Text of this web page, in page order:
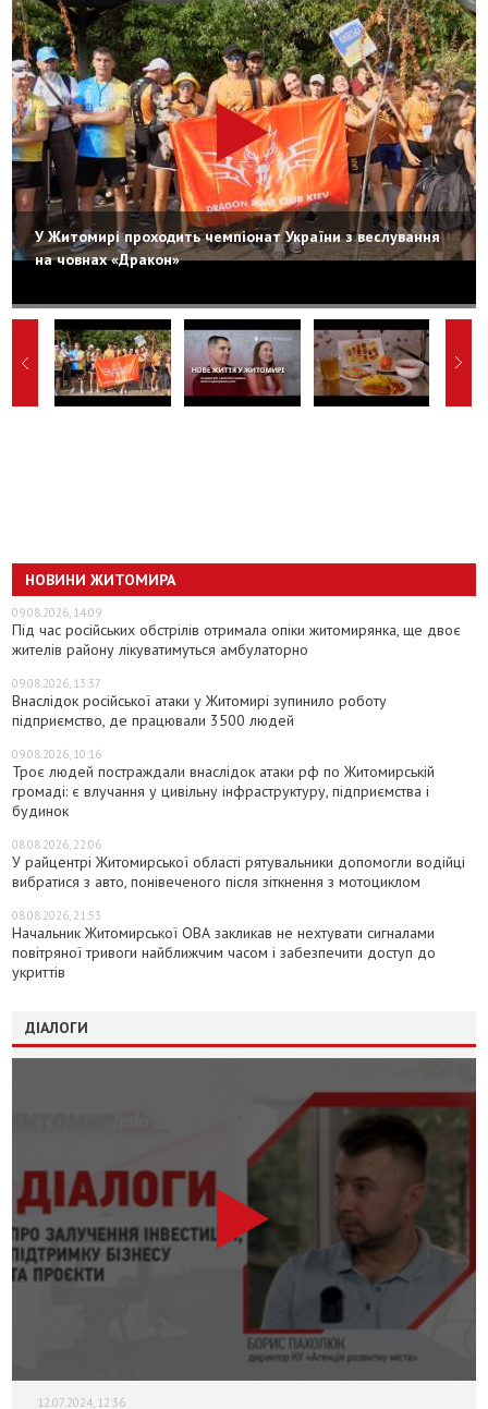
У Житомирі проходить чемпіонат України з веслування
на човнах «Дракон»
НОВИНИ ЖИТОМИРА
09.08.2026, 14:09
Під час російських обстрілів отримала опіки житомирянка, ще двоє
жителів району лікуватимуться амбулаторно
09.08.2026, 13:37
Внаслідок російської атаки у Житомирі зупинило роботу
підприємство, де працювали 3500 людей
09.08.2026, 10:16
Троє людей постраждали внаслідок атаки рф по Житомирській
громаді: є влучання у цивільну інфраструктуру, підприємства і
будинок
08.08.2026, 22:06
У райцентрі Житомирської області рятувальники допомогли водійці
вибратися з авто, понівеченого після зіткнення з мотоциклом
08.08.2026, 21:53
Начальник Житомирської ОВА закликав не нехтувати сигналами
повітряної тривоги найближчим часом і забезпечити доступ до
укриттів
ДІАЛОГИ
12.07.2024, 12:36